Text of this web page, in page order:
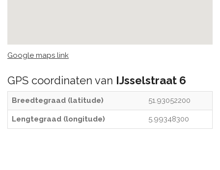
Google maps link
GPS coordinaten van IJsselstraat 6
Breedtegraad (latitude) 51.93052200
Lengtegraad (longitude) 5.99348300